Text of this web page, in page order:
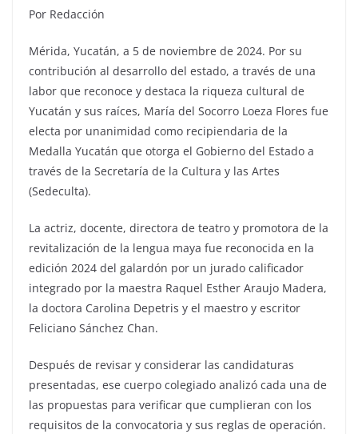
Por Redacción
Mérida, Yucatán, a 5 de noviembre de 2024. Por su
contribución al desarrollo del estado, a través de una
labor que reconoce y destaca la riqueza cultural de
Yucatán y sus raíces, María del Socorro Loeza Flores fue
electa por unanimidad como recipiendaria de la
Medalla Yucatán que otorga el Gobierno del Estado a
través de la Secretaría de la Cultura y las Artes
(Sedeculta).
La actriz, docente, directora de teatro y promotora de la
revitalización de la lengua maya fue reconocida en la
edición 2024 del galardón por un jurado calificador
integrado por la maestra Raquel Esther Araujo Madera,
la doctora Carolina Depetris y el maestro y escritor
Feliciano Sánchez Chan.
Después de revisar y considerar las candidaturas
presentadas, ese cuerpo colegiado analizó cada una de
las propuestas para verificar que cumplieran con los
requisitos de la convocatoria y sus reglas de operación.